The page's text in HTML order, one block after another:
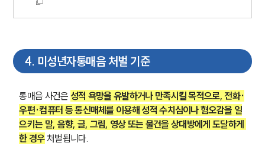
4. 미성년자통매음 처벌 기준
통매음 사건은 성적 욕망을 유발하거나 만족시킬 목적으로, 전화·
우편·컴퓨터 등 통신매체를 이용해 성적 수치심이나 혐오감을 일
으키는 말, 음향, 글, 그림, 영상 또는 물건을 상대방에게 도달하게
한 경우 처벌됩니다.